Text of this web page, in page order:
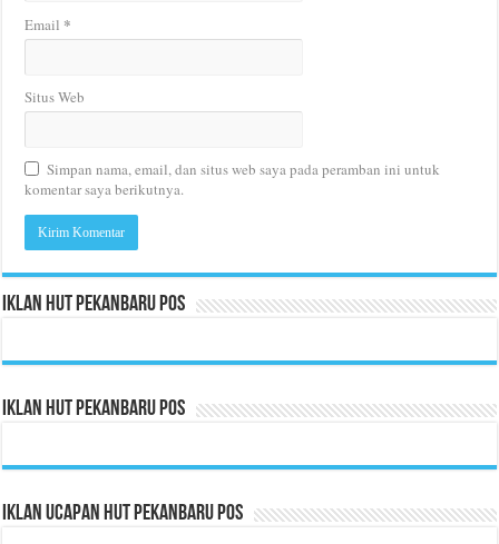
Email *
Situs Web
Simpan nama, email, dan situs web saya pada peramban ini untuk
komentar saya berikutnya.
Iklan HUT Pekanbaru Pos
Iklan HUT Pekanbaru Pos
Iklan Ucapan HUT Pekanbaru Pos